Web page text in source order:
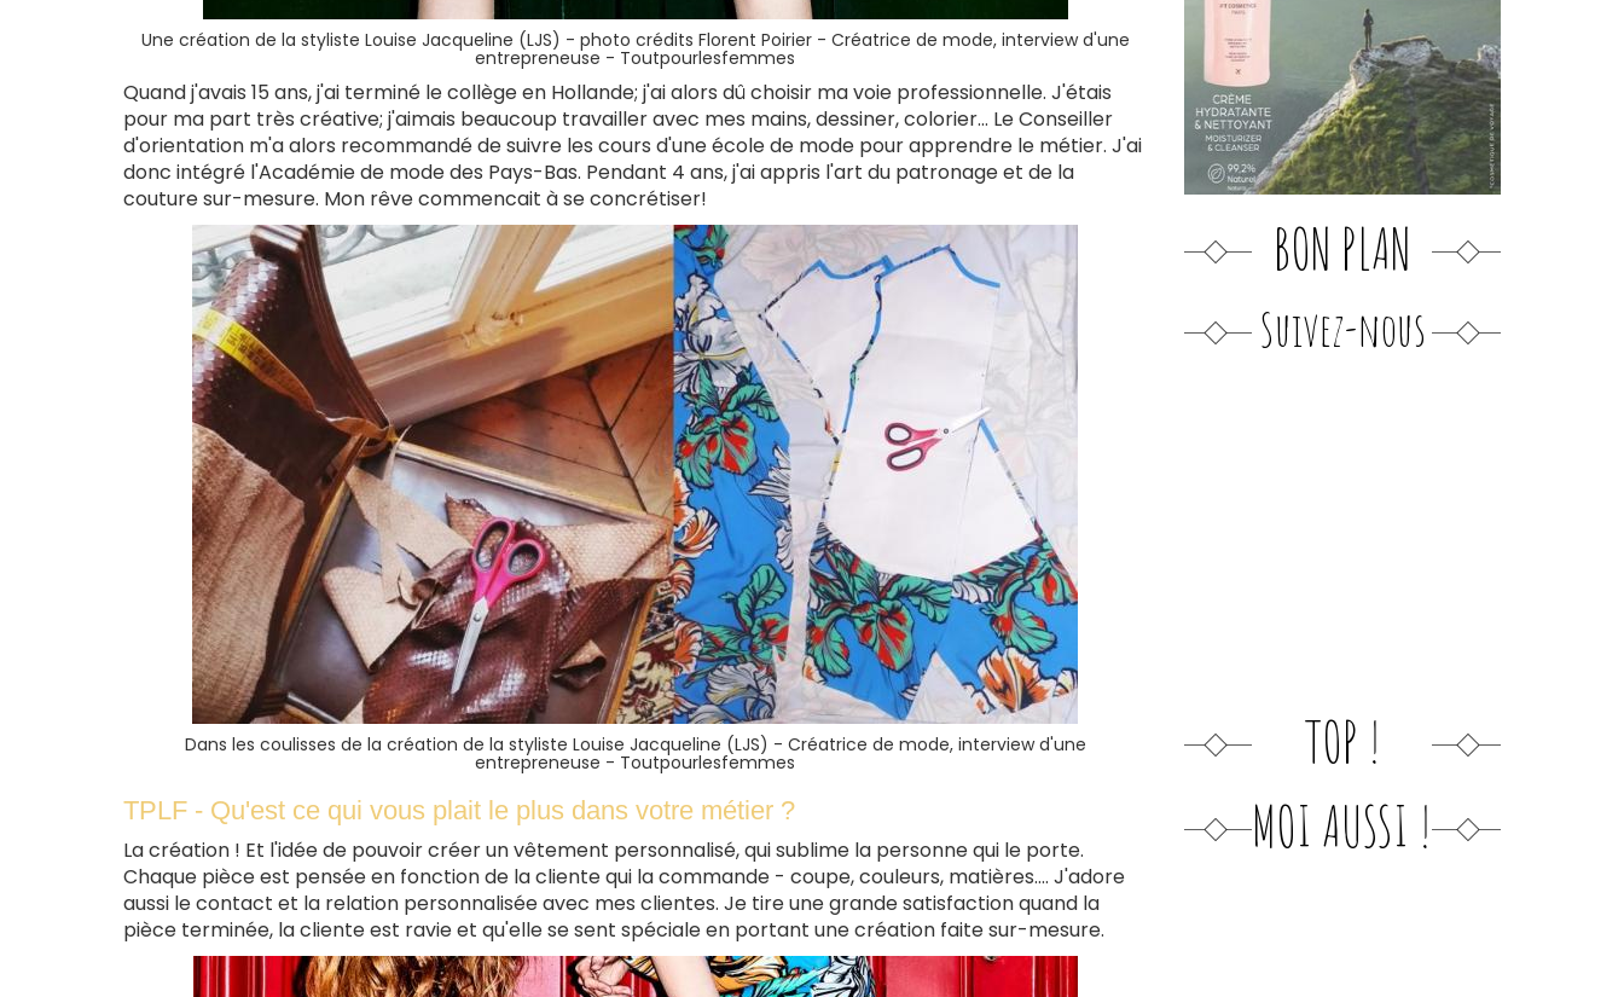
Une création de la styliste Louise Jacqueline (LJS) - photo crédits Florent Poirier - Créatrice de mode, interview d'une
entrepreneuse - Toutpourlesfemmes
Quand j'avais 15 ans, j'ai terminé le collège en Hollande; j'ai alors dû choisir ma voie professionnelle. J'étais
pour ma part très créative; j'aimais beaucoup travailler avec mes mains, dessiner, colorier... Le Conseiller
d'orientation m'a alors recommandé de suivre les cours d'une école de mode pour apprendre le métier. J'ai
donc intégré l'Académie de mode des Pays-Bas. Pendant 4 ans, j'ai appris l'art du patronage et de la
couture sur-mesure. Mon rêve commencait à se concrétiser!
Dans les coulisses de la création de la styliste Louise Jacqueline (LJS) - Créatrice de mode, interview d'une
entrepreneuse - Toutpourlesfemmes
TPLF - Qu'est ce qui vous plait le plus dans votre métier ?
La création ! Et l'idée de pouvoir créer un vêtement personnalisé, qui sublime la personne qui le porte.
Chaque pièce est pensée en fonction de la cliente qui la commande - coupe, couleurs, matières.... J'adore
aussi le contact et la relation personnalisée avec mes clientes. Je tire une grande satisfaction quand la
pièce terminée, la cliente est ravie et qu'elle se sent spéciale en portant une création faite sur-mesure.
BON PLAN
Suivez-nous
TOP !
MOI AUSSI !